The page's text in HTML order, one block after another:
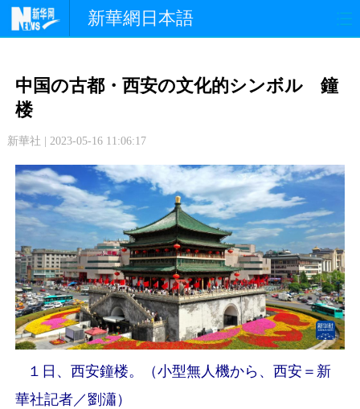
新華網日本語
中日交流
写 真
中国の古都・西安の文化的シンボル 鐘
楼
新華社 | 2023-05-16 11:06:17
１日、西安鐘楼。（小型無人機から、西安＝新
華社記者／劉瀟）